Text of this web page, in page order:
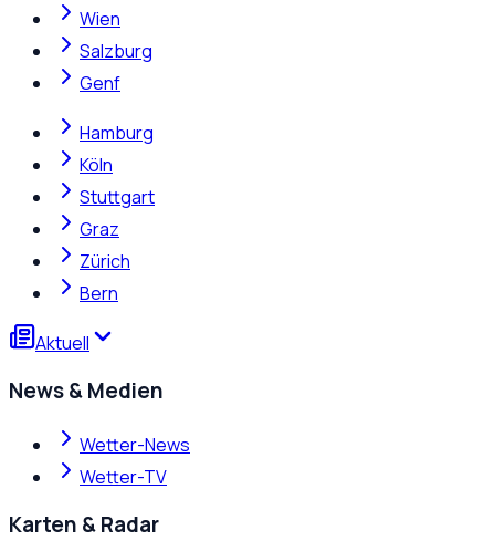
Wien
Salzburg
Genf
Hamburg
Köln
Stuttgart
Graz
Zürich
Bern
Aktuell
News & Medien
Wetter-News
Wetter-TV
Karten & Radar